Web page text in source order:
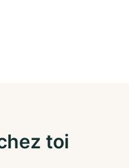
toi